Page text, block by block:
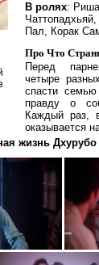
В ролях:
Пал, Корак
Про Что
Перед
четыре
спасти
правду о
Каждый раз,
оказывается
жизнь Дхурубо